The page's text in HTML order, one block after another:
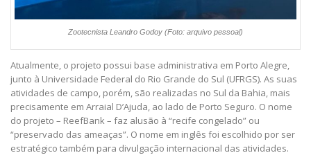
Zootecnista Leandro Godoy (Foto: arquivo pessoal)
Atualmente, o projeto possui base administrativa em Porto Alegre,
junto à Universidade Federal do Rio Grande do Sul (UFRGS). As suas
atividades de campo, porém, são realizadas no Sul da Bahia, mais
precisamente em Arraial D’Ajuda, ao lado de Porto Seguro. O nome
do projeto – ReefBank – faz alusão à “recife congelado” ou
“preservado das ameaças”. O nome em inglês foi escolhido por ser
estratégico também para divulgação internacional das atividades.